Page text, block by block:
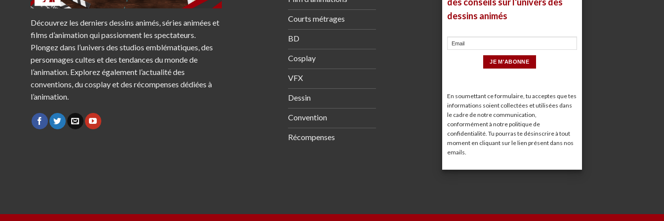
Découvrez les derniers dessins animés, séries animées et
films d’animation qui passionnent les spectateurs.
Plongez dans l’univers des studios emblématiques, des
personnages cultes et des tendances du monde de
l’animation. Explorez également l’actualité des
conventions, du cosplay et des récompenses dédiées à
l’animation.
Courts métrages
BD
Cosplay
VFX
Dessin
Convention
Récompenses
dessins animés
En soumettant ce formulaire, tu acceptes que tes
informations soient collectées et utilisées dans
le cadre de notre communication,
conformément à notrepolitique de
confidentialité. Tu pourras te désinscrire à tout
moment en cliquant sur le lien présent dans nos
emails.